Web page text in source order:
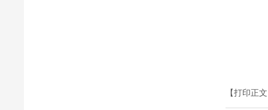
【打印正